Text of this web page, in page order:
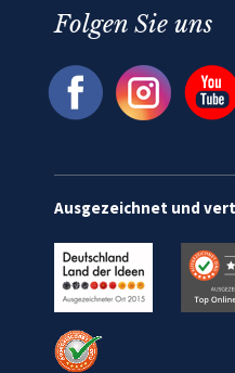
Folgen Sie uns
Ausgezeichnet und